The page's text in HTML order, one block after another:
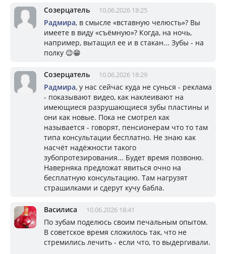
Созерцатель 10.06.2026 18:25
Радмира, в смысле «вставную челюсть»? Вы
имеете в виду «съёмную»? Когда, на ночь,
например, вытащил ее и в стакан... Зубы - на
полку 😉😁
Созерцатель 10.06.2026 18:29
Радмира, у нас сейчас куда не сунься - реклама
- показывают видео, как наклеивают на
имеющиеся разрушающиеся зубы пластины и
они как новые. Пока не смотрел как
называется - говорят, пенсионерам что то там
типа консультации бесплатно. Не знаю как
насчёт надёжности такого
зубопротезирования... Будет время позвоню.
Наверняка предложат явиться очно на
бесплатную консультацию. Там нагрузят
страшилками и сдерут кучу бабла.
Василиса 10.06.2026 18:41
По зубам поделюсь своим печальным опытом.
В советское время сложилось так, что не
стремились лечить - если что, то выдергивали.